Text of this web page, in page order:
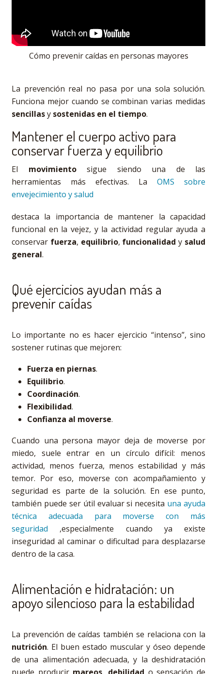
Cómo prevenir caídas en personas mayores
La prevención real no pasa por una sola solución.
Funciona mejor cuando se combinan varias medidas
sencillasy sostenidas en el tiempo.
Mantener el cuerpo activo para
conservar fuerza y equilibrio
El movimientosigue siendo una de las
herramientas más efectivas. La OMS sobre
envejecimiento y salud
destaca la importancia de mantener la capacidad
funcional en la vejez, y la actividad regular ayuda a
conservar fuerza, equilibrio, funcionalidad y salud
general.
Qué ejercicios ayudan más a
prevenir caídas
Lo importante no es hacer ejercicio “intenso”, sino
sostener rutinas que mejoren:
Fuerza en piernas.
Equilibrio.
Coordinación.
Flexibilidad.
Confianza al moverse.
Cuando una persona mayor deja de moverse por
miedo, suele entrar en un círculo difícil: menos
actividad, menos fuerza, menos estabilidad y más
temor. Por eso, moverse con acompañamiento y
seguridad es parte de la solución. En ese punto,
también puede ser útil evaluar si necesita una ayuda
técnica adecuada para moverse con más
seguridad ,especialmente cuando ya existe
inseguridad al caminar o dificultad para desplazarse
dentro de la casa.
Alimentación e hidratación: un
apoyo silencioso para la estabilidad
La prevención de caídas también se relaciona con la
nutrición. El buen estado muscular y óseo depende
de una alimentación adecuada, y la deshidratación